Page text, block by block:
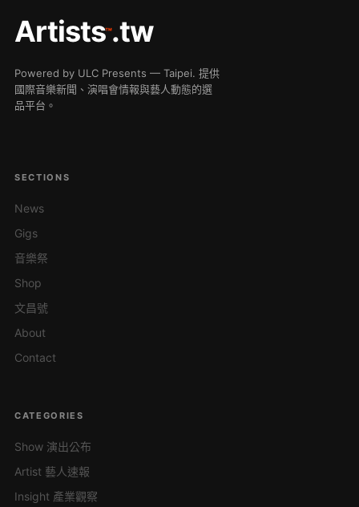
Artists™.tw
Powered by ULC Presents — Taipei. 提供
國際音樂新聞、演唱會情報與藝人動態的選
品平台。
SECTIONS
News
Gigs
音樂祭
Shop
文昌號
About
Contact
CATEGORIES
Show 演出公布
Artist 藝人速報
Insight 產業觀察